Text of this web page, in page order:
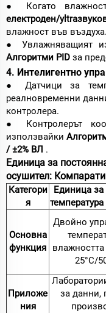
● Когато
електроден/
влажност във въздуха.
● Увлажняващият
Алгоритми PID за
4. Интелигентно
● Датчици за
реалновременни
контролера.
● Контролерът
използвайки
/ ±2% ВЛ .
Единица за
осушител:
Категори
я
Единица
Основна
функция
Двойно
25°C/
Приложе
ния
за данни,